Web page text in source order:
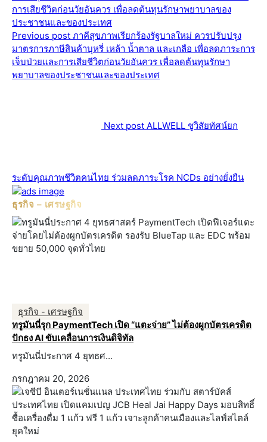
Previous post ภาคีสุขภาพเรียกร้องรัฐบาลใหม่ ควรปรับปรุง
มาตรการภาษีสินค้าบุหรี่ เหล้า น้ำตาล และเกลือ เพื่อลดภาระการ
เจ็บป่วยและการเสียชีวิตก่อนวัยอันควร เพื่อลดต้นทุนรักษา
พยาบาลของประชาชนและของประเทศ
Next post ALLWELL ชูวิสัยทัศน์ยก
ระดับคุณภาพชีวิตคนไทย ร่วมลดภาระโรค NCDs อย่างยั่งยืน
ธุรกิจ – เศรษฐกิจ
ธุรกิจ - เศรษฐกิจ
ทรูมันนี่รุก PaymentTech เปิด “แตะจ่าย” ไม่ต้องผูกบัตรเครดิต
ปักธง AI ขับเคลื่อนการเงินดิจิทัล
ทรูมันนี่ประกาศ 4 ยุทธศ...
กรกฎาคม 20, 2026